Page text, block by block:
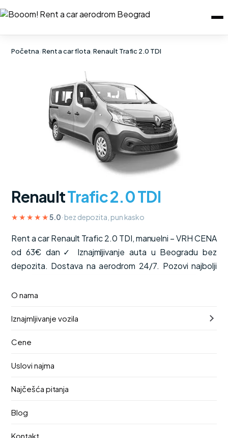
O nama
Iznajmljivanje vozila
Cene
Uslovi najma
Najčešća pitanja
Blog
Kontakt
Početna/Rent a car flota/Renault Trafic 2.0 TDI
RenaultTrafic 2.0 TDI
★★★★★5.0· bez depozita, pun kasko
Rent a car Renault Trafic 2.0 TDI, manuelni – VRH CENA
od 63€ dan✓ Iznajmljivanje auta u Beogradu bez
depozita. Dostava na aerodrom 24/7. Pozovi najbolji
€63 / dan
PDV, kasko osiguranje i neograničena kilometraža su
Ručni
Preuzimanje
Lokacija preuzimanja